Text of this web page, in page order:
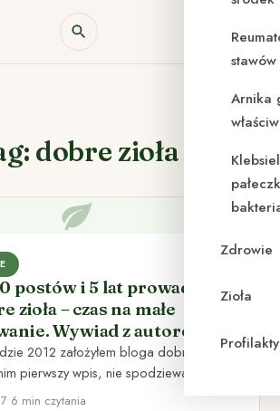
Arnika
Zdrowie
Zioła
dobre zioła
postów i 5 lat prowadzenia
zioła – czas na małe
Wywiad z autorem.
2012 założyłem bloga dobre zioła i
pierwszy wpis, nie spodziewałem się,
•6 min czytania